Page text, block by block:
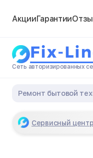
АкцииГарантии
Сеть авторизированных
Ремонт бытовой
Сервисный